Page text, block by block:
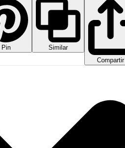
Pin
Similar
Compartir